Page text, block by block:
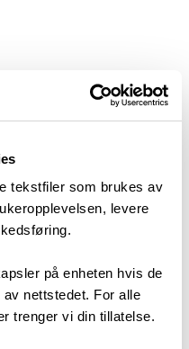
tekstfiler som brukes av
levere
på enheten hvis de
nettstedet. For alle
trenger vi din tillatelse.